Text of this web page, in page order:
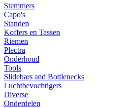
Stemmers
Capo's
Standen
Koffers en Tassen
Riemen
Plectra
Onderhoud
Tools
Slidebars and Bottlenecks
Luchtbevochtigers
Diverse
Onderdelen